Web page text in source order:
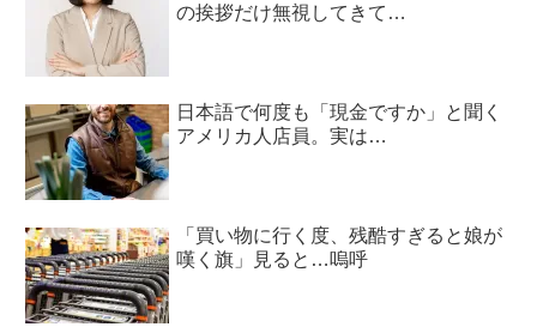
の挨拶だけ無視してきて…
日本語で何度も「現金ですか」と聞く
アメリカ人店員。実は…
「買い物に行く度、残酷すぎると娘が
嘆く旗」見ると…嗚呼